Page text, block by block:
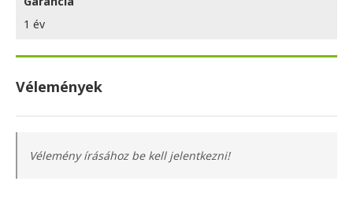
1 év
Vélemények
Vélemény írásához be kell jelentkezni!